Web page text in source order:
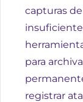
capturas
para
registrar